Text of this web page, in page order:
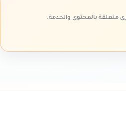
متعلقة بالمحتوى والخدمة.